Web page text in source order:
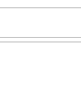
s'affichent, utilisez